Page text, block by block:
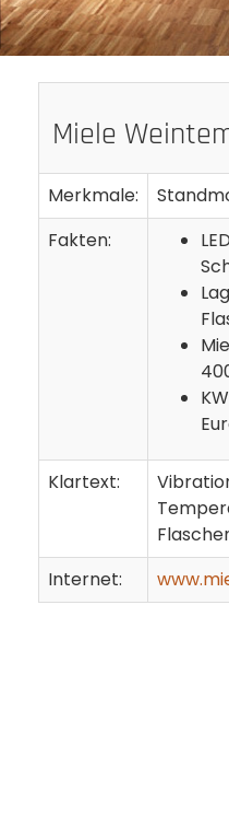
Miele
Merkmale:
Fakten:
Klartext:
Internet: